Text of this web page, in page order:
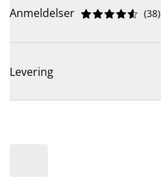
Anmeldelser 




 (38)
Levering